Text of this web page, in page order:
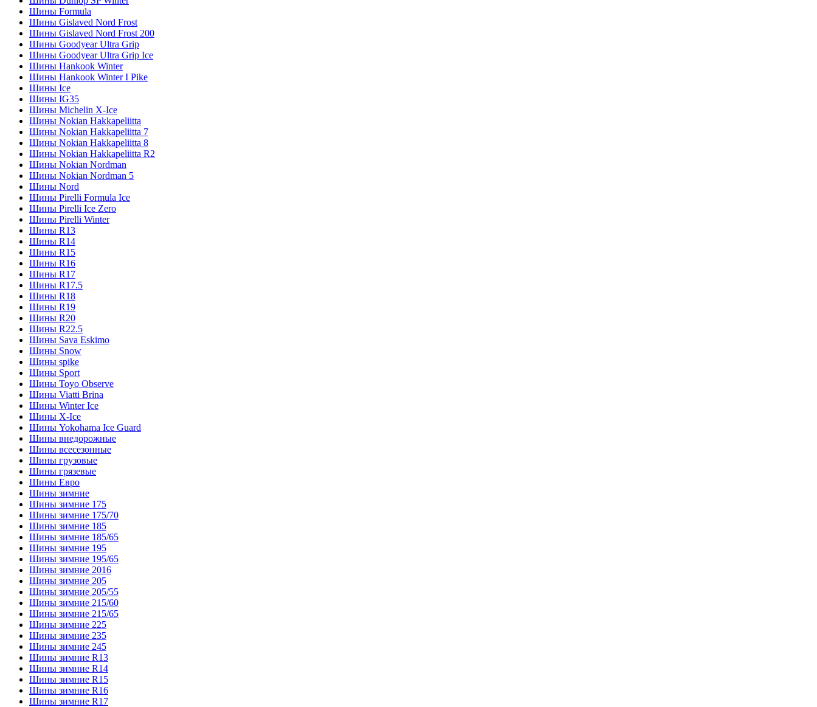
Шины Formula
Шины Gislaved Nord Frost
Шины Gislaved Nord Frost 200
Шины Goodyear Ultra Grip
Шины Goodyear Ultra Grip Ice
Шины Hankook Winter
Шины Hankook Winter I Pike
Шины Ice
Шины IG35
Шины Michelin X-Ice
Шины Nokian Hakkapeliitta
Шины Nokian Hakkapeliitta 7
Шины Nokian Hakkapeliitta 8
Шины Nokian Hakkapeliitta R2
Шины Nokian Nordman
Шины Nokian Nordman 5
Шины Nord
Шины Pirelli Formula Ice
Шины Pirelli Ice Zero
Шины Pirelli Winter
Шины R13
Шины R14
Шины R15
Шины R16
Шины R17
Шины R17.5
Шины R18
Шины R19
Шины R20
Шины R22.5
Шины Sava Eskimo
Шины Snow
Шины spike
Шины Sport
Шины Toyo Observe
Шины Viatti Brina
Шины Winter Ice
Шины X-Ice
Шины Yokohama Ice Guard
Шины внедорожные
Шины всесезонные
Шины грузовые
Шины грязевые
Шины Евро
Шины зимние
Шины зимние 175
Шины зимние 175/70
Шины зимние 185
Шины зимние 185/65
Шины зимние 195
Шины зимние 195/65
Шины зимние 2016
Шины зимние 205
Шины зимние 205/55
Шины зимние 215/60
Шины зимние 215/65
Шины зимние 225
Шины зимние 235
Шины зимние 245
Шины зимние R13
Шины зимние R14
Шины зимние R15
Шины зимние R16
Шины зимние R17